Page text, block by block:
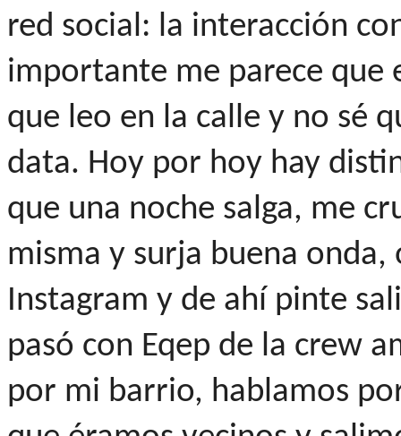
red social: la interacción
importante me parece que
que leo en la calle y no sé
data. Hoy por hoy hay
que una noche salga, me
misma y surja buena
Instagram y de ahí pinte
pasó con Eqep de la crew
por mi barrio, hablamos